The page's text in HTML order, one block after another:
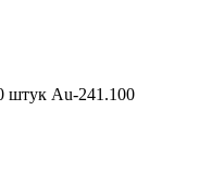
штук Au-241.100